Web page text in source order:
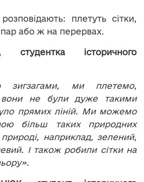
плетуть сітки,
пар або ж на перервах.
історичного
зигзагами, ми плетемо,
не були дуже такими
прямих ліній. Ми можемо
більш таких природних
природі, наприклад, зелений,
І також робили сітки на